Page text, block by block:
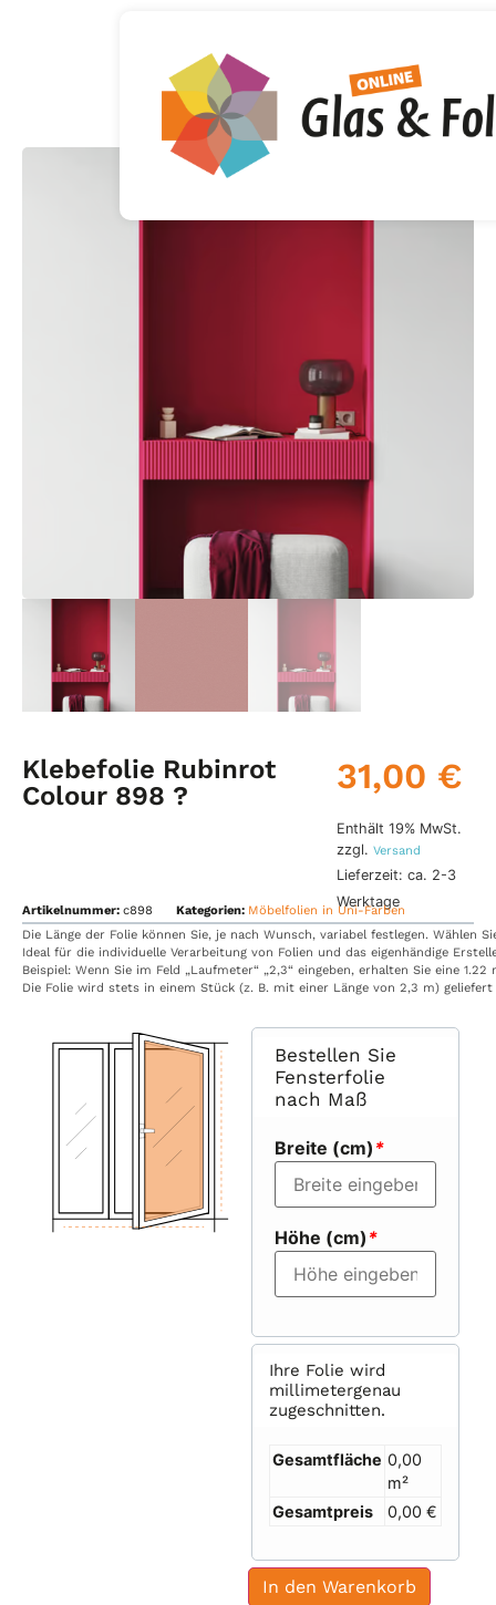
Klebefolie Rubinrot
Colour 898 ?
31,00 €
Enthält 19% MwSt.
zzgl. Versand
Lieferzeit: ca. 2-3
Werktage
Artikelnummer: c898 Kategorien: Möbelfolien in Uni-Farben
Die Länge der Folie können Sie, je nach Wunsch, variabel festlegen. Wählen
Ideal für die individuelle Verarbeitung von Folien und das eigenhändige
Beispiel: Wenn Sie im Feld „Laufmeter“ „2,3“ eingeben, erhalten Sie eine 1.22
Die Folie wird stets in einem Stück (z. B. mit einer Länge von 2,3 m) geliefert
Bestellen Sie
Fensterfolie
nach Maß
Breite (cm) *
Höhe (cm) *
Ihre Folie wird
millimetergenau
zugeschnitten.
Gesamtfläche 0,00
m²
Gesamtpreis
0,00 €
In den Warenkorb